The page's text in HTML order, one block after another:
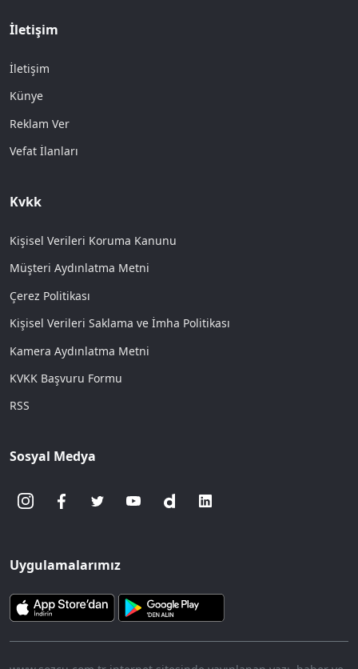
İletişim
İletişim
Künye
Reklam Ver
Vefat İlanları
Kvkk
Kişisel Verileri Koruma Kanunu
Müşteri Aydınlatma Metni
Çerez Politikası
Kişisel Verileri Saklama ve İmha Politikası
Kamera Aydınlatma Metni
KVKK Başvuru Formu
RSS
Sosyal Medya
Uygulamalarımız